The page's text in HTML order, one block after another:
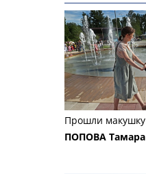
Прошли макушку
ПОПОВА Тамара